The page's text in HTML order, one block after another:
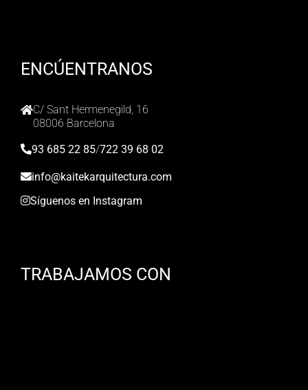
ENCÚENTRANOS
C/ Sant Hermenegild, 16
08006 Barcelona
93 685 22 85/722 39 68 02
info@kaitekarquitectura.com
Síguenos en Instagram
TRABAJAMOS CON